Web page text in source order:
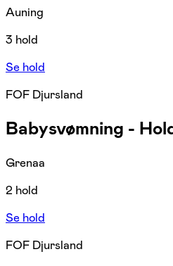
Auning
3 hold
Se hold
FOF Djursland
Babysvømning -
Grenaa
2 hold
Se hold
FOF Djursland